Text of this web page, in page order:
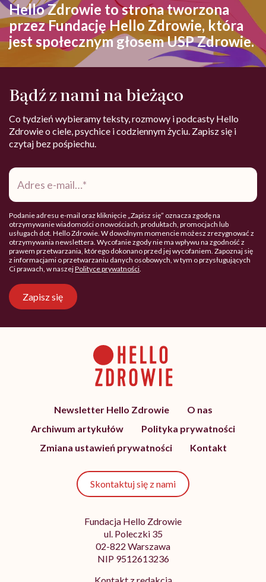
Hello Zdrowie to strona tworzona
przez Fundację Hello Zdrowie, która
jest społecznym głosem USP Zdrowie.
Bądź z nami na bieżąco
Co tydzień wybieramy teksty, rozmowy i podcasty Hello
Zdrowie o ciele, psychice i codziennym życiu. Zapisz się i
czytaj bez pośpiechu.
Adres
mail*
Podanie adresu e-mail oraz kliknięcie „Zapisz się” oznacza zgodę na
otrzymywanie wiadomości o nowościach, produktach, promocjach lub
usługach dot. Hello Zdrowie. W dowolnym momencie możesz zrezygnować z
otrzymywania newslettera. Wycofanie zgody nie ma wpływu na zgodność z
prawem przetwarzania, którego dokonano przed jej wycofaniem. Zapoznaj się
z informacjami o przetwarzaniu danych osobowych, w tym o przysługujących
Ci prawach, w naszejPolityce prywatności.
Zapisz się
Newsletter Hello Zdrowie
O nas
Archiwum artykułów
Polityka prywatności
Zmiana ustawień prywatności
Kontakt
Skontaktuj się z nami
Fundacja Hello Zdrowie
ul. Poleczki 35
02-822 Warszawa
NIP 9512613236
Kontakt z redakcją